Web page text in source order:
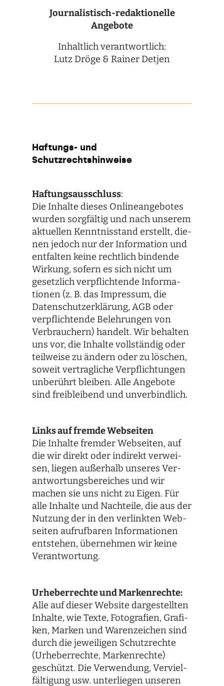
Jour­na­lis­tisch-redak­tio­nelle
Angebote
Inhalt­lich ver­ant­wort­lich:
Lutz Dröge & Rai­ner Detjen
Haftungs- und
Schutzrechtshinweise
Haf­tungs­aus­schluss:
Die Inhalte die­ses Online­an­ge­bo­tes
wur­den sorg­fäl­tig und nach unse­rem
aktu­el­len Kennt­nis­stand erstellt, die­
nen jedoch nur der Infor­ma­tion und
ent­fal­ten keine recht­lich bin­dende
Wir­kung, sofern es sich nicht um
gesetz­lich ver­pflich­tende Infor­ma­
tio­nen (z. B. das Impres­sum, die
Daten­schutz­er­klä­rung, AGB oder
ver­pflich­tende Beleh­run­gen von
Ver­brau­chern) han­delt. Wir behal­ten
uns vor, die Inhalte voll­stän­dig oder
teil­weise zu ändern oder zu löschen,
soweit ver­trag­li­che Ver­pflich­tun­gen
unbe­rührt blei­ben. Alle Ange­bote
sind frei­blei­bend und unverbindlich.
Links auf fremde Web­sei­ten
Die Inhalte frem­der Web­sei­ten, auf
die wir direkt oder indi­rekt ver­wei­
sen, lie­gen außer­halb unse­res Ver­
ant­wor­tungs­be­rei­ches und wir
machen sie uns nicht zu Eigen. Für
alle Inhalte und Nach­teile, die aus der
Nut­zung der in den ver­link­ten Web­
sei­ten auf­ruf­ba­ren Infor­ma­tio­nen
ent­ste­hen, über­neh­men wir keine
Verantwortung.
Urhe­ber­rechte und Mar­ken­rechte:
Alle auf die­ser Web­site dar­ge­stell­ten
Inhalte, wie Texte, Foto­gra­fien, Gra­fi­
ken, Mar­ken und Waren­zei­chen sind
durch die jewei­li­gen Schutz­rechte
(Urhe­ber­rechte, Mar­ken­rechte)
geschützt. Die Ver­wen­dung, Ver­viel­
fäl­ti­gung usw. unter­lie­gen unse­ren